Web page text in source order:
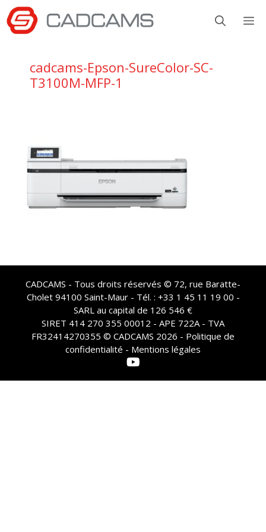
Aller
au
contenu
cadcams-Epson-SureColor-SC-
T3100M-MFP-1
CADCAMS - Tous droits réservés © 72, rue Baratte-
Cholet 94100 Saint-Maur - Tél. : +33 1 45 11 19 00 -
SARL au capital de 126 546 €
SIRET 414 270 355 00012 - APE 722A - TVA
FR32414270355 © CADCAMS 2026 - Politique de
confidentialité - Mentions légales